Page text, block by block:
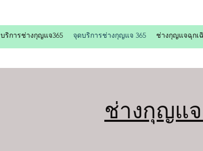
บริการช่างกุญแจ365 จุดบริการช่างกุญแจ 365 ช่างกุญแจฉุกเ
ช่างกุญแ